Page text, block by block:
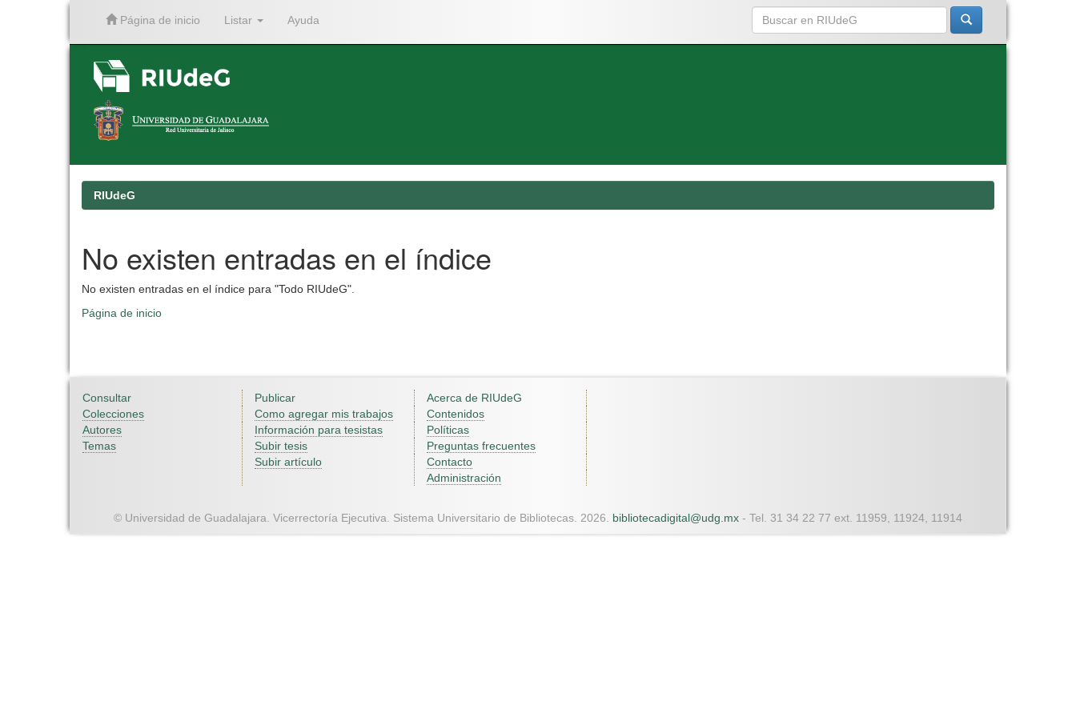
Página de inicio Listar Ayuda
RIUdeG
No existen entradas en el índice
No existen entradas en el índice para "Todo RIUdeG".
Página de inicio
Consultar
Colecciones
Autores
Temas
Publicar
Como agregar mis trabajos
Información para tesistas
Subir tesis
Subir artículo
Acerca de RIUdeG
Contenidos
Políticas
Preguntas frecuentes
Contacto
Administración
© Universidad de Guadalajara. Vicerrectoría Ejecutiva. Sistema Universitario de Bibliotecas. 2026. bibliotecadigital@udg.mx - Tel. 31 34 22 77 ext. 11959, 11924, 11914